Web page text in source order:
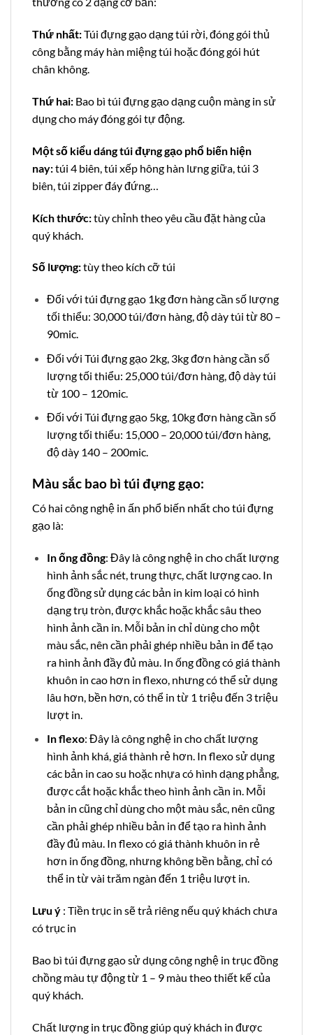
Thứ nhất:Túi đựng gạo dạng túi rời, đóng gói thủ
công bằng máy hàn miệng túi hoặc đóng gói hút
chân không.
Thứ hai: Bao bì túi đựng gạo dạng cuộn màng in sử
dụng cho máy đóng gói tự động.
Một số kiểu dáng túi đựng gạo phổ biến hiện
nay:túi 4 biên, túi xếp hông hàn lưng giữa, túi 3
biên, túi zipper đáy đứng…
Kích thước:tùy chỉnh theo yêu cầu đặt hàng của
quý khách.
Số lượng:tùy theo kích cỡ túi
Đối với túi đựng gạo 1kg đơn hàng cần số lượng
tối thiểu: 30,000 túi/đơn hàng, độ dày túi từ 80 –
90mic.
Đối với Túi đựng gạo 2kg, 3kg đơn hàng cần số
lượng tối thiểu: 25,000 túi/đơn hàng, độ dày túi
từ 100 – 120mic.
Đối với Túi đựng gạo 5kg, 10kg đơn hàng cần số
lượng tối thiểu: 15,000 – 20,000 túi/đơn hàng,
độ dày 140 – 200mic.
Màu sắc bao bì túi đựng gạo:
Có hai công nghệ in ấn phổ biến nhất cho túi đựng
gạo là:
In ống đồng: Đây là công nghệ in cho chất lượng
hình ảnh sắc nét, trung thực, chất lượng cao. In
ống đồng sử dụng các bản in kim loại có hình
dạng trụ tròn, được khắc hoặc khắc sâu theo
hình ảnh cần in. Mỗi bản in chỉ dùng cho một
màu sắc, nên cần phải ghép nhiều bản in để tạo
ra hình ảnh đầy đủ màu. In ống đồng có giá thành
khuôn in cao hơn in flexo, nhưng có thể sử dụng
lâu hơn, bền hơn, có thể in từ 1 triệu đến 3 triệu
lượt in.
In flexo: Đây là công nghệ in cho chất lượng
hình ảnh khá, giá thành rẻ hơn. In flexo sử dụng
các bản in cao su hoặc nhựa có hình dạng phẳng,
được cắt hoặc khắc theo hình ảnh cần in. Mỗi
bản in cũng chỉ dùng cho một màu sắc, nên cũng
cần phải ghép nhiều bản in để tạo ra hình ảnh
đầy đủ màu. In flexo có giá thành khuôn in rẻ
hơn in ống đồng, nhưng không bền bằng, chỉ có
thể in từ vài trăm ngàn đến 1 triệu lượt in.
Lưu ý : Tiền trục in sẽ trả riêng nếu quý khách chưa
có trục in
Bao bì túi đựng gạo sử dụng công nghệ in trục đồng
chồng màu tự động từ 1 – 9 màu theo thiết kế của
quý khách.
Chất lượng in trục đồng giúp quý khách in được